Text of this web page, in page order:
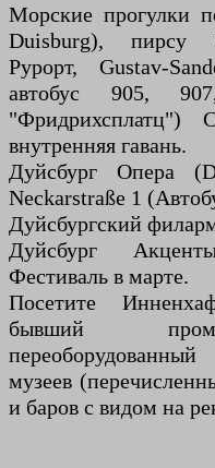
Морские прогулки
Duisburg), пирсу
Рурорт, Gustav-
автобус 905,
"Фридрихсплатц")
внутренняя гавань.
Дуйсбург Опера
Neckarstraße 1
Дуйсбургский
Дуйсбург
Фестиваль в марте.
Посетите
бывший
музеев
и баров с видом на